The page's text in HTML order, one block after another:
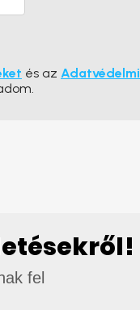
és az Adatvédelmi
fel